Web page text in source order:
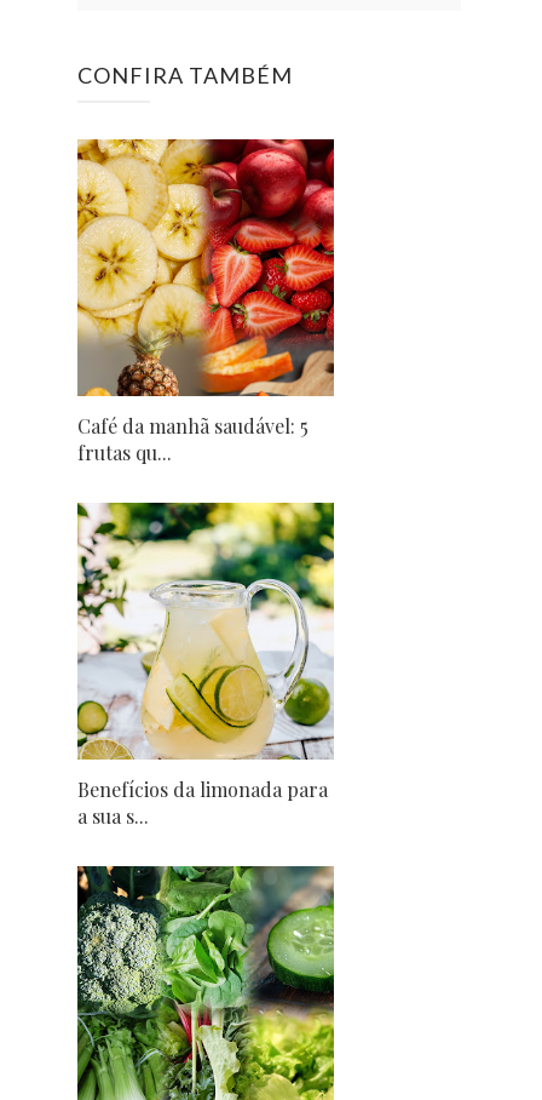
CONFIRA TAMBÉM
Café da manhã saudável: 5
frutas qu...
Benefícios da limonada para
a sua s...